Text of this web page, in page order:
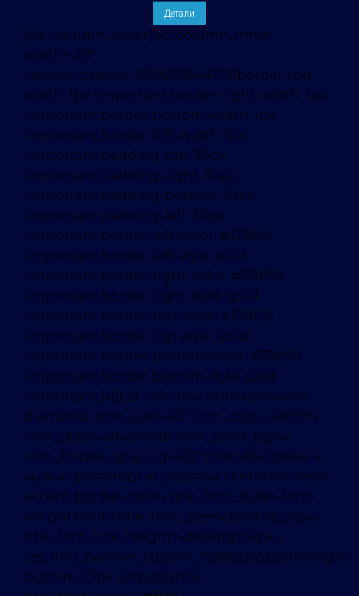
Детали
[/vc_column_inner][vc_column_inner
width=»1/3″
css=».vc_custom_1558633844773{border-top-
width: 1px !important;border-right-width: 1px
!important;border-bottom-width: 1px
!important;border-left-width: 1px
!important;padding-top: 30px
!important;padding-right: 30px
!important;padding-bottom: 30px
!important;padding-left: 30px
!important;border-left-color: #378f99
!important;border-left-style: solid
!important;border-right-color: #378f99
!important;border-right-style: solid
!important;border-top-color: #378f99
!important;border-top-style: solid
!important;border-bottom-color: #378f99
!important;border-bottom-style: solid
!important;}»][bsf-info-box icon=»icomoon-
diamond» icon_size=»60″ icon_color=»#ffffff»
icon_style=»advanced» icon_color_bg=»»
icon_border_spacing=»60″ title=»Выставки и
музеи» pos=»top» el_class=»accent-icon-color
accent-border-color» title_font_style=»font-
weight:bold;» title_font_size=»desktop:26px;»
title_font_line_height=»desktop:36px;»
css_info_box=».vc_custom_1558633653557{margin-
bottom: 27px !important;}»